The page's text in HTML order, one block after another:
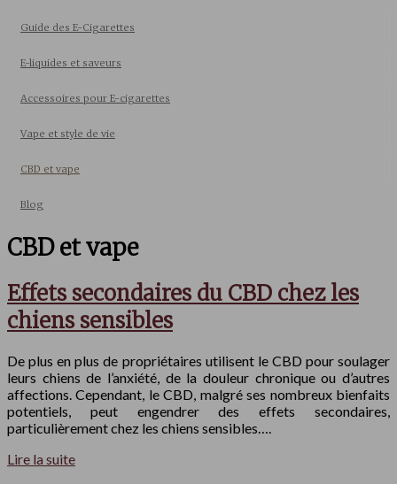
Guide des E-Cigarettes
E-liquides et saveurs
Accessoires pour E-cigarettes
Vape et style de vie
CBD et vape
Blog
CBD et vape
Effets secondaires du CBD chez les
chiens sensibles
De plus en plus de propriétaires utilisent le CBD pour soulager
leurs chiens de l’anxiété, de la douleur chronique ou d’autres
affections. Cependant, le CBD, malgré ses nombreux bienfaits
potentiels, peut engendrer des effets secondaires,
particulièrement chez les chiens sensibles….
Lire la suite